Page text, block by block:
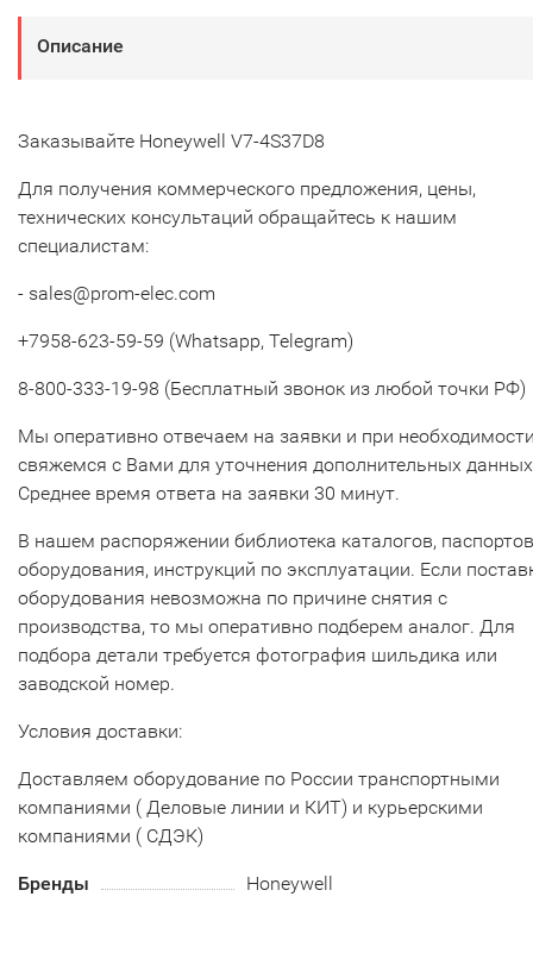
Описание
Заказывайте Honeywell V7-4S37D8
Для получения коммерческого предложения, цены,
технических консультаций обращайтесь к нашим
специалистам:
- sales@prom-elec.com
+7958-623-59-59 (Whatsapp, Telegram)
8-800-333-19-98 (Бесплатный звонок из любой точки РФ)
Мы оперативно отвечаем на заявки и при
свяжемся с Вами для уточнения дополнительных
Среднее время ответа на заявки 30 минут.
В нашем распоряжении библиотека каталогов, паспортов
оборудования, инструкций по эксплуатации. Если
оборудования невозможна по причине снятия с
производства, то мы оперативно подберем аналог. Для
подбора детали требуется фотография шильдика или
заводской номер.
Условия доставки:
Доставляем оборудование по России транспортными
компаниями ( Деловые линии и КИТ) и курьерскими
компаниями ( СДЭК)
Бренды Honeywell